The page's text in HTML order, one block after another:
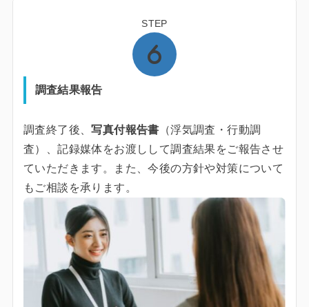
STEP
調査結果報告
調査終了後、写真付報告書 （浮気調査・行動調
査）、記録媒体をお渡しして調査結果をご報告させ
ていただきます。また、今後の方針や対策について
もご相談を承ります。